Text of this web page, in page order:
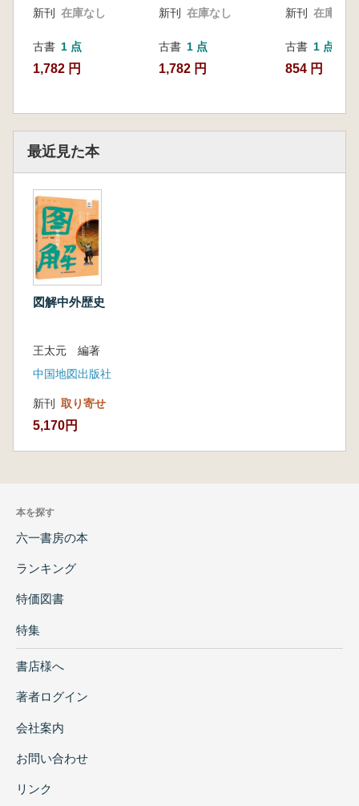
新刊 在庫なし
古書 1 点
1,782 円
新刊 在庫なし
古書 1 点
1,782 円
新刊 在庫なし
古書 1 点
854 円
最近見た本
図解中外歴史
王太元 編著
中国地図出版社
新刊 取り寄せ
5,170円
本を探す
六一書房の本
ランキング
特価図書
特集
書店様へ
著者ログイン
会社案内
お問い合わせ
リンク